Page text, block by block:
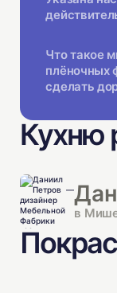
Что такое
плёночных
сделать
Кухню
в